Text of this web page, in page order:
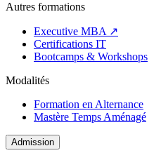
Autres formations
Executive MBA ↗
Certifications IT
Bootcamps & Workshops
Modalités
Formation en Alternance
Mastère Temps Aménagé
Admission